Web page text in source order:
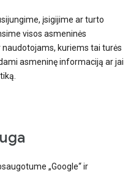
įsigijime ar turto
visos asmeninės
kuriems tai turės
asmeninę informaciją ar jai
„Google“ ir